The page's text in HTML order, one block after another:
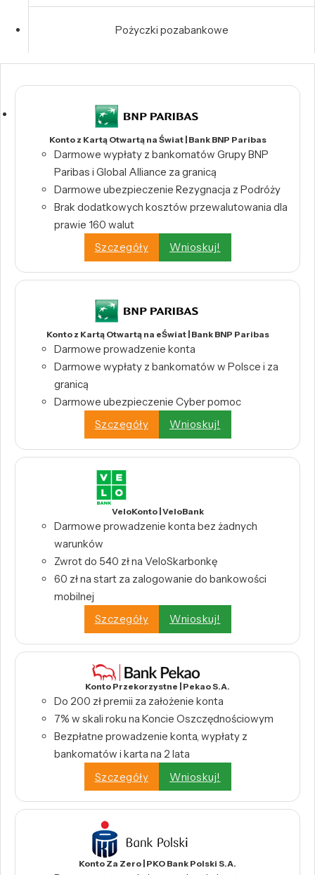
Pożyczki pozabankowe
Konto z Kartą Otwartą na Świat | Bank BNP Paribas
Darmowe wypłaty z bankomatów Grupy BNP
Paribas i Global Alliance za granicą
Darmowe ubezpieczenie Rezygnacja z Podróży
Brak dodatkowych kosztów przewalutowania dla
prawie 160 walut
Szczegóły
Wnioskuj!
Konto z Kartą Otwartą na eŚwiat | Bank BNP Paribas
Darmowe prowadzenie konta
Darmowe wypłaty z bankomatów w Polsce i za
granicą
Darmowe ubezpieczenie Cyber pomoc
Szczegóły
Wnioskuj!
VeloKonto | VeloBank
Darmowe prowadzenie konta bez żadnych
warunków
Zwrot do 540 zł na VeloSkarbonkę
60 zł na start za zalogowanie do bankowości
mobilnej
Szczegóły
Wnioskuj!
Konto Przekorzystne | Pekao S.A.
Do 200 zł premii za założenie konta
7% w skali roku na Koncie Oszczędnościowym
Bezpłatne prowadzenie konta, wypłaty z
bankomatów i karta na 2 lata
Szczegóły
Wnioskuj!
Konto Za Zero | PKO Bank Polski S.A.